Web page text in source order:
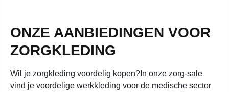
ONZE AANBIEDINGEN VOOR
ZORGKLEDING
Wil je zorgkleding voordelig kopen? In onze zorg-sale
vind je voordelige werkkleding voor de medische sector